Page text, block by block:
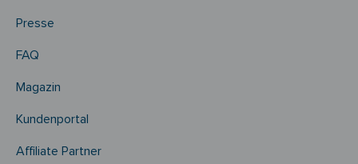
Presse
FAQ
Magazin
Kundenportal
Affiliate Partner